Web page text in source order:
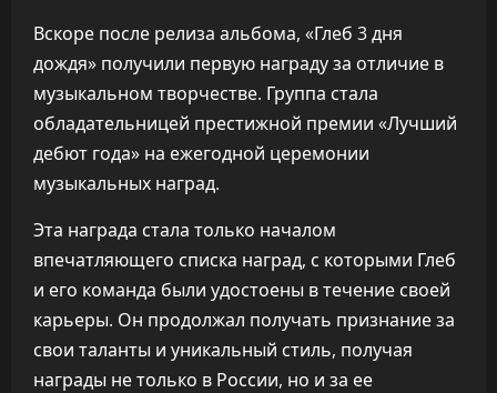
Вскоре после релиза альбома, «Глеб 3 дня
дождя» получили первую награду за отличие в
музыкальном творчестве. Группа стала
обладательницей престижной премии «Лучший
дебют года» на ежегодной церемонии
музыкальных наград.
Эта награда стала только началом
впечатляющего списка наград, с которыми Глеб
и его команда были удостоены в течение своей
карьеры. Он продолжал получать признание за
свои таланты и уникальный стиль, получая
награды не только в России, но и за ее